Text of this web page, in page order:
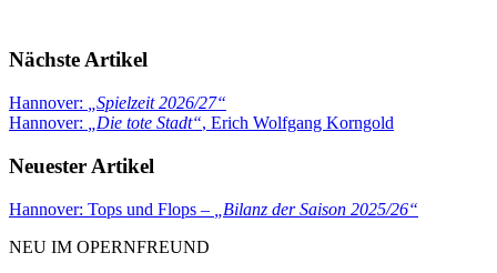
Nächste Artikel
Hannover: „Spielzeit 2026/27“
Hannover:
Die tote Stadt“, Erich Wolfgang Korngold
Neuester Artikel
Hannover: Tops und Flops – Bilanz der Saison 2025/26“
NEU IM OPERNFREUND